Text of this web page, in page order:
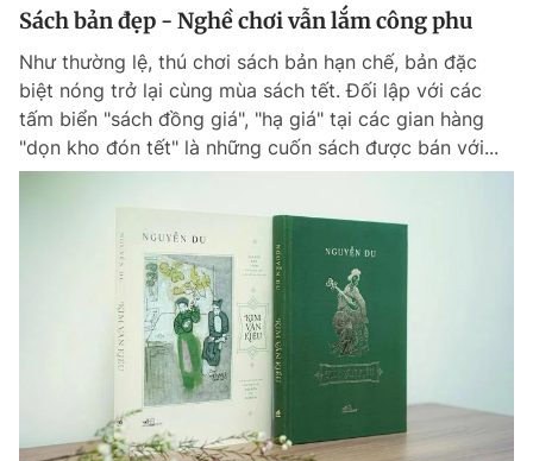
Sách bản đẹp - Nghề chơi vẫn lắm công phu
Như thường lệ, thú chơi sách bản hạn chế, bản đặc
biệt nóng trở lại cùng mùa sách tết. Đối lập với các
tấm biển "sách đồng giá", "hạ giá" tại các gian hàng
"dọn kho đón tết" là những cuốn sách được bán với...